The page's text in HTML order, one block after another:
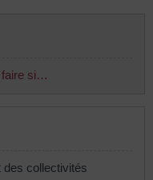
faire si…
des collectivités